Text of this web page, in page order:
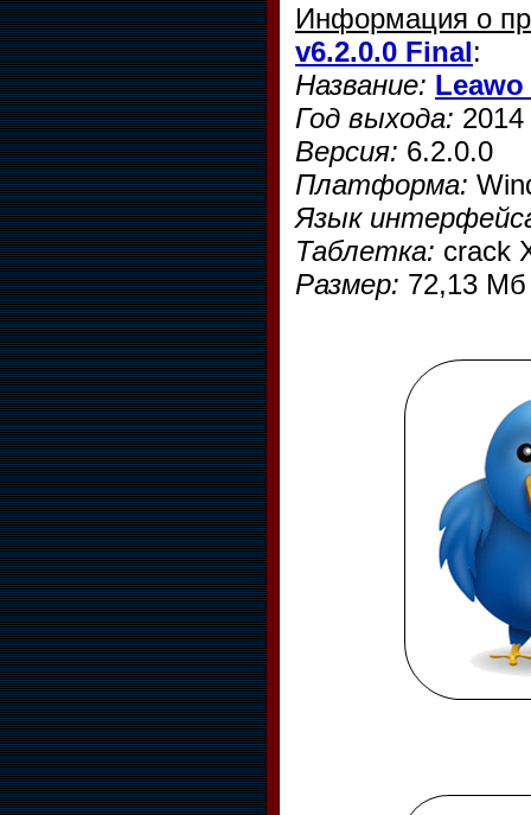
Информация о
v6.2.0.0 Final:
Название:
Год выхода: 2014
Версия: 6.2.0.0
Платформа:
Язык
Таблетка: crack
Размер: 72,13 Мб